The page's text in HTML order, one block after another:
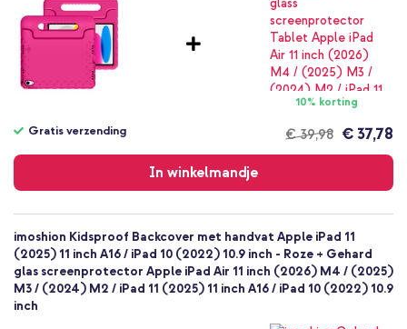
10% korting
€ 39,98
Gratis verzending € 37,78
In winkelmandje
verzending
imoshion Kidsproof Backcover met handvat Apple iPad 11
(2025) 11 inch A16 / iPad 10 (2022) 10.9 inch - Roze + Gehard
glas screenprotector Apple iPad Air 11 inch (2026) M4 / (2025)
M3 / (2024) M2 / iPad 11 (2025) 11 inch A16 / iPad 10 (2022) 10.9
inch